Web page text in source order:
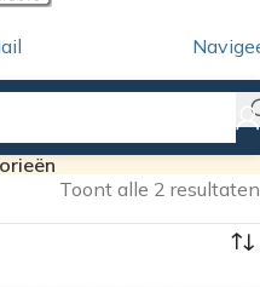
Toont alle 2 resultaten